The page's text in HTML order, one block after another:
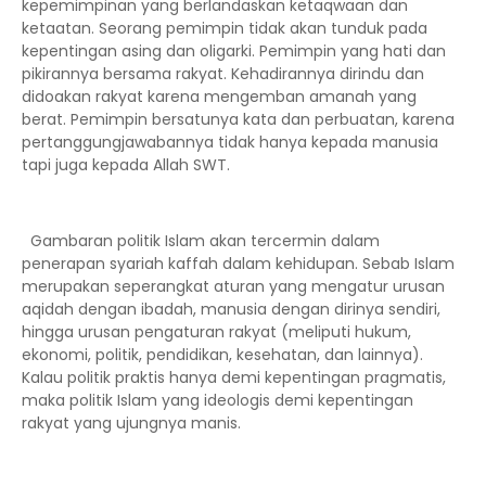
kepemimpinan yang berlandaskan ketaqwaan dan
ketaatan. Seorang pemimpin tidak akan tunduk pada
kepentingan asing dan oligarki. Pemimpin yang hati dan
pikirannya bersama rakyat. Kehadirannya dirindu dan
didoakan rakyat karena mengemban amanah yang
berat. Pemimpin bersatunya kata dan perbuatan, karena
pertanggungjawabannya tidak hanya kepada manusia
tapi juga kepada Allah SWT.
Gambaran politik Islam akan tercermin dalam
penerapan syariah kaffah dalam kehidupan. Sebab Islam
merupakan seperangkat aturan yang mengatur urusan
aqidah dengan ibadah, manusia dengan dirinya sendiri,
hingga urusan pengaturan rakyat (meliputi hukum,
ekonomi, politik, pendidikan, kesehatan, dan lainnya).
Kalau politik praktis hanya demi kepentingan pragmatis,
maka politik Islam yang ideologis demi kepentingan
rakyat yang ujungnya manis.